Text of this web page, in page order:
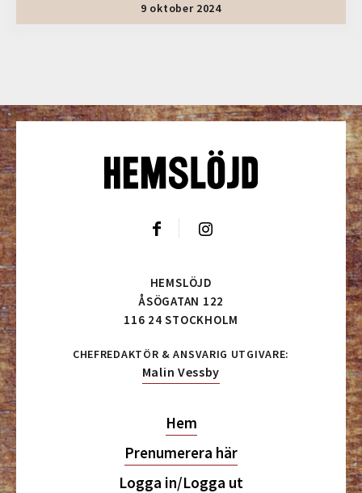
9 oktober 2024
HEMSLÖJD
ÅSÖGATAN 122
116 24 STOCKHOLM
CHEFREDAKTÖR & ANSVARIG UTGIVARE:
Malin Vessby
Hem
Prenumerera här
Logga in/Logga ut